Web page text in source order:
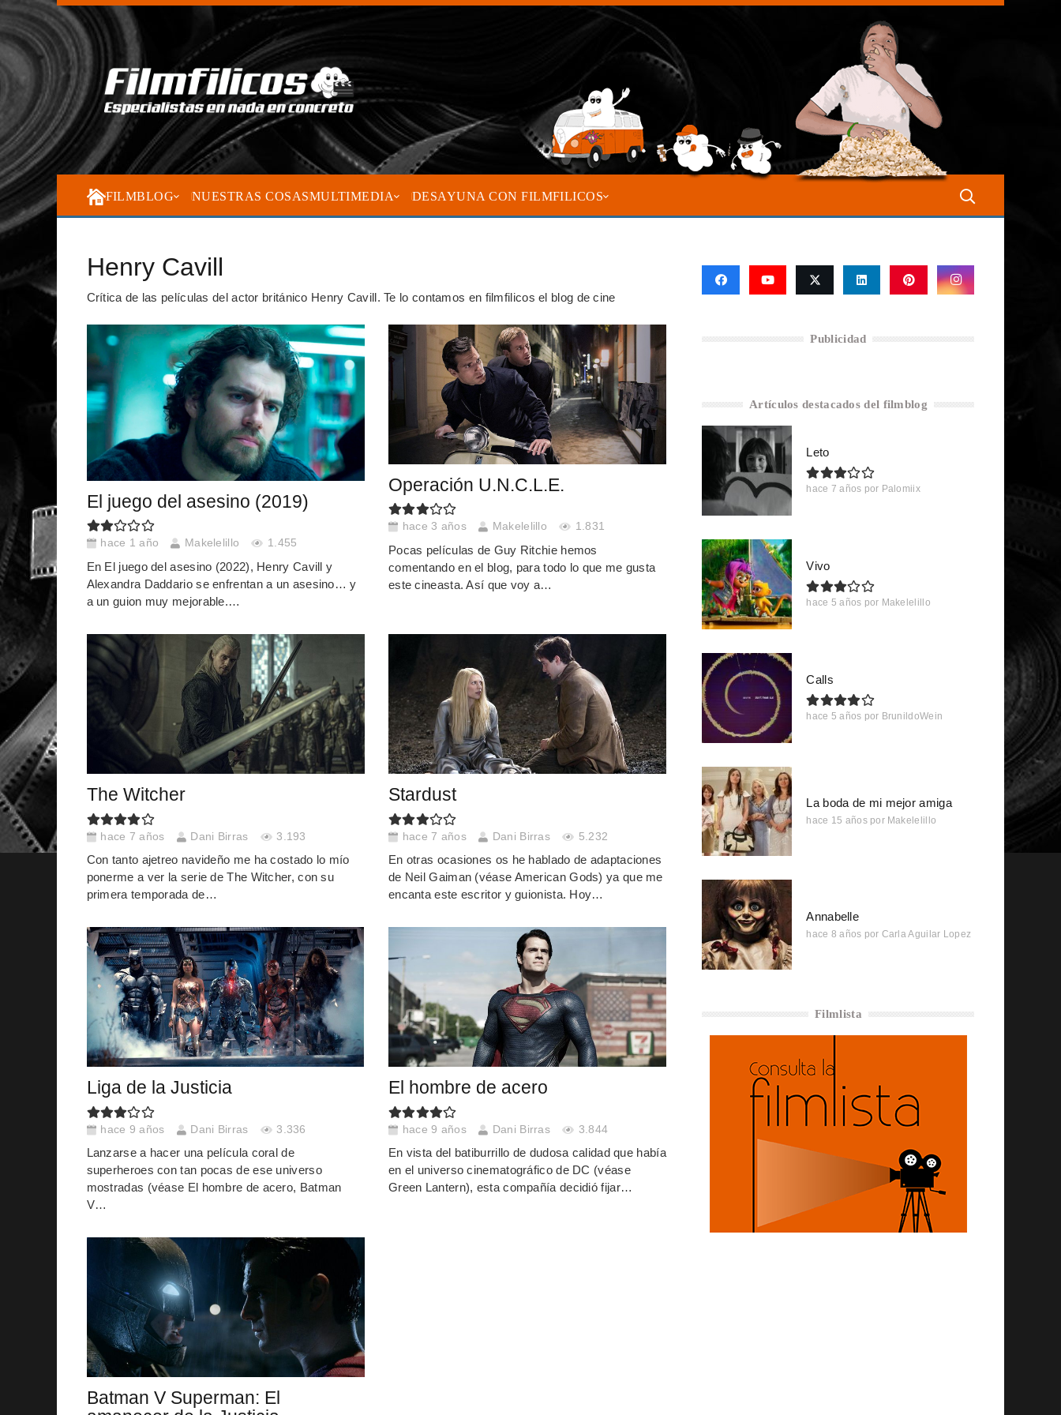
FILMBLOG NUESTRAS COSASMULTIMEDIA DESAYUNA CON FILMFILICOS
Henry Cavill
Crítica de las películas del actor británico Henry Cavill. Te lo contamos en filmfilicos el blog de cine
El juego del asesino (2019)
hace 1 año Makelelillo 1.455
En El juego del asesino (2022), Henry Cavill y
Alexandra Daddario se enfrentan a un asesino… y
a un guion muy mejorable.…
Operación U.N.C.L.E.
hace 3 años Makelelillo 1.831
Pocas películas de Guy Ritchie hemos
comentando en el blog, para todo lo que me gusta
este cineasta. Así que voy a…
The Witcher
hace 7 años Dani Birras 3.193
Con tanto ajetreo navideño me ha costado lo mío
ponerme a ver la serie de The Witcher, con su
primera temporada de…
Stardust
hace 7 años Dani Birras 5.232
En otras ocasiones os he hablado de adaptaciones
de Neil Gaiman (véase American Gods) ya que me
encanta este escritor y guionista. Hoy…
Liga de la Justicia
hace 9 años Dani Birras 3.336
Lanzarse a hacer una película coral de
superheroes con tan pocas de ese universo
mostradas (véase El hombre de acero, Batman
V…
El hombre de acero
hace 9 años Dani Birras 3.844
En vista del batiburrillo de dudosa calidad que había
en el universo cinematográfico de DC (véase
Green Lantern), esta compañía decidió fijar…
Batman V Superman: El
Publicidad
Artículos destacados del filmblog
Leto
hace 7 años por Palomiix
Vivo
hace 5 años por Makelelillo
Calls
hace 5 años por BrunildoWein
La boda de mi mejor amiga
hace 15 años por Makelelillo
Annabelle
hace 8 años por Carla Aguilar Lopez
Filmlista